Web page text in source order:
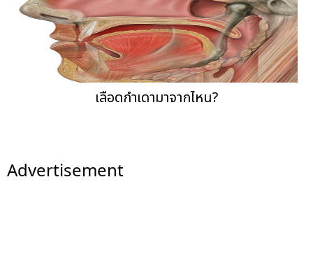
เลือดกำเดามาจากไหน?
Advertisement